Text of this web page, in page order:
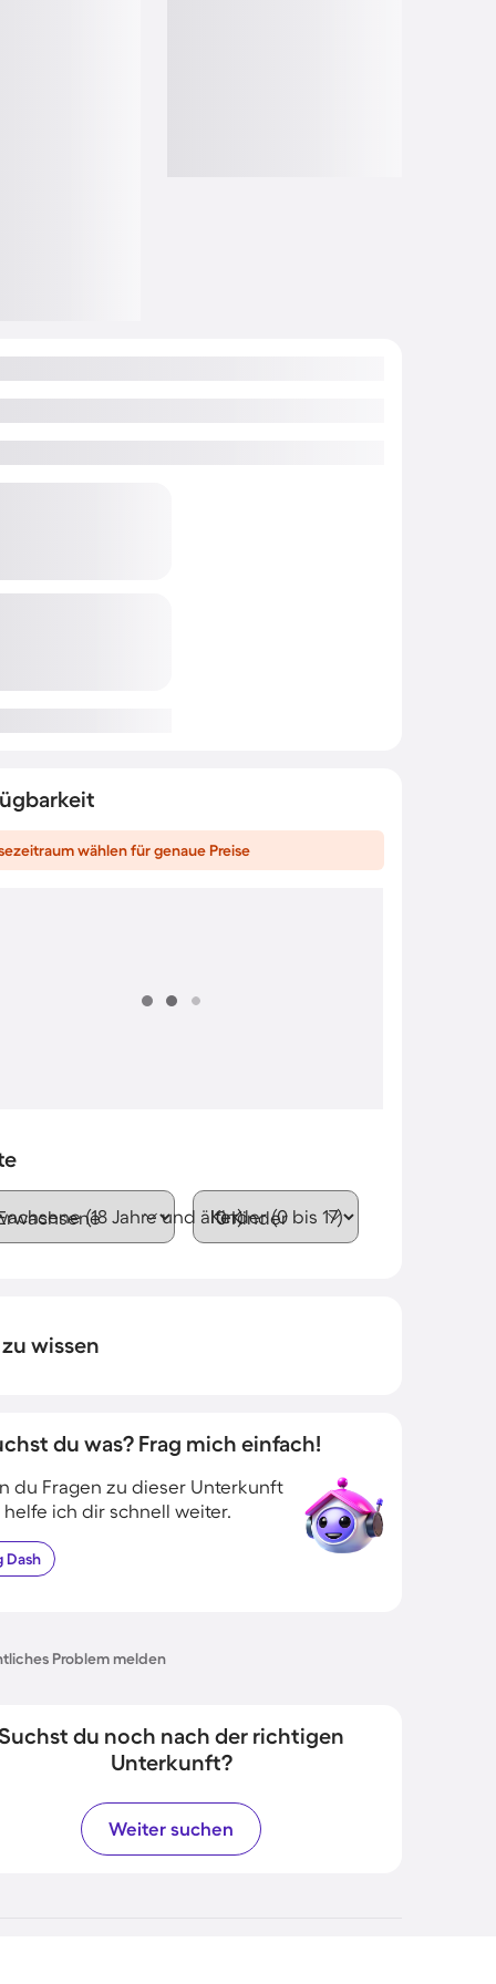
wählen für genaue Preise
(18 Jahre und älter)Kinder (0 bis 17)
wissen
du was? Frag mich einfach!
du Fragen zu dieser Unterkunft
helfe ich dir schnell weiter.
Dash
Problem melden
du noch nach der richtigen
Unterkunft?
Weiter suchen